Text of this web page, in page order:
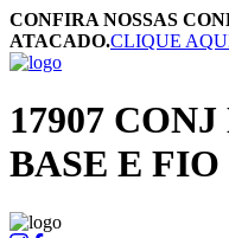
CONFIRA NOSSAS
ATACADO.CLIQUE
17907
BASE E